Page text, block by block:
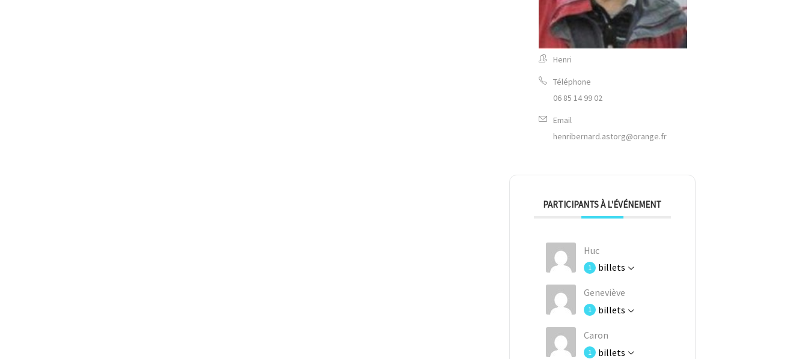
Henri
Téléphone
06 85 14 99 02
Email
henribernard.astorg@orange.fr
PARTICIPANTS À L'ÉVÉNEMENT
Huc
1 billets
Geneviève
1 billets
Caron
1 billets